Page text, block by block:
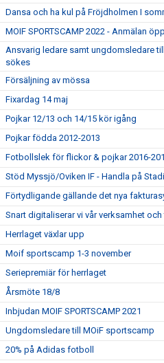
Dansa och ha kul på Fröjdholmen I
MOIF SPORTSCAMP 2022 - Anmälan
Ansvarig ledare samt ungdomsledare
sökes
Försäljning av mössa
Fixardag 14 maj
Pojkar 12/13 och 14/15 kör igång
Pojkar födda 2012-2013
Fotbollslek för flickor & pojkar 2016-
Stöd Myssjö/Oviken IF - Handla på
Förtydligande gällande det nya
Snart digitaliserar vi vår verksamhet
Herrlaget växlar upp
Moif sportscamp 1-3 november
Seriepremiär för herrlaget
Årsmöte 18/8
Inbjudan MOIF SPORTSCAMP 2021
Ungdomsledare till MOiF sportscamp
20% på Adidas fotboll